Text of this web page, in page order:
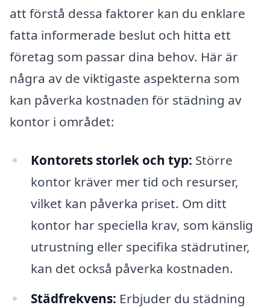
att förstå dessa faktorer kan du enklare
fatta informerade beslut och hitta ett
företag som passar dina behov. Här är
några av de viktigaste aspekterna som
kan påverka kostnaden för städning av
kontor i området:
Kontorets storlek och typ: Större
kontor kräver mer tid och resurser,
vilket kan påverka priset. Om ditt
kontor har speciella krav, som känslig
utrustning eller specifika städrutiner,
kan det också påverka kostnaden.
Städfrekvens: Erbjuder du städning